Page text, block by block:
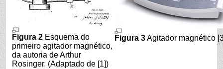
Figura 2 Esquema do
primeiro agitador magnético,
da autoria de Arthur
Rosinger. (Adaptado de [1])
Figura 3Agitador magnético